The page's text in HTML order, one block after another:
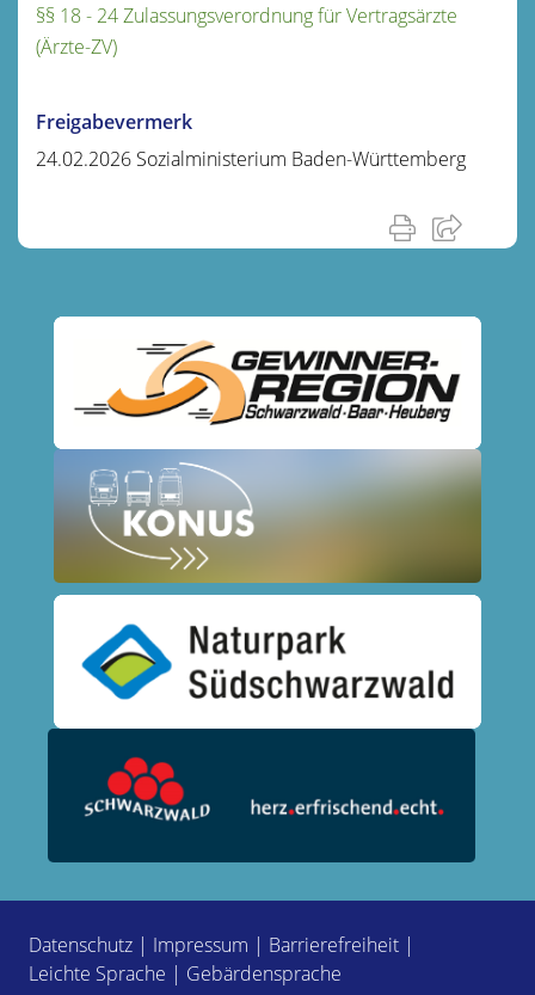
§§ 18 - 24 Zulassungsverordnung für Vertragsärzte
(Ärzte-ZV)
Freigabevermerk
24.02.2026 Sozialministerium Baden-Württemberg
Datenschutz | Impressum | Barrierefreiheit |
Leichte Sprache | Gebärdensprache